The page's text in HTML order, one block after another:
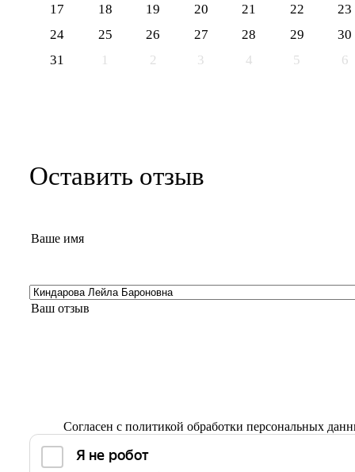
17
18 19 20 21 22
23
24
25 26 27 28 29
30
31
1 2 3 4 5 6
Оставить отзыв
Согласен с политикой обработки персональных